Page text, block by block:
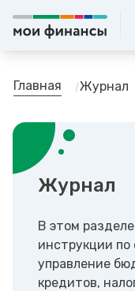
Главная Журнал
Журнал
В этом
инструкции
управление
кредитов,